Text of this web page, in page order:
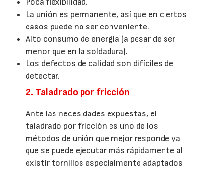
La unión es permanente, así que en ciertos
casos puede no ser conveniente.
Alto consumo de energía (a pesar de ser
menor que en la soldadura).
Los defectos de calidad son difíciles de
detectar.
2. Taladrado por fricción
Ante las necesidades expuestas, el
taladrado por fricción es uno de los
métodos de unión que mejor responde ya
que se puede ejecutar más rápidamente al
existir tornillos especialmente adaptados